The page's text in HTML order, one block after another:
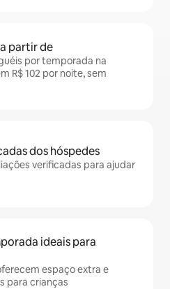
partir de
por temporada na
R$ 102 por noite, sem
dos hóspedes
verificadas para ajudar
ideais para
espaço extra e
para crianças